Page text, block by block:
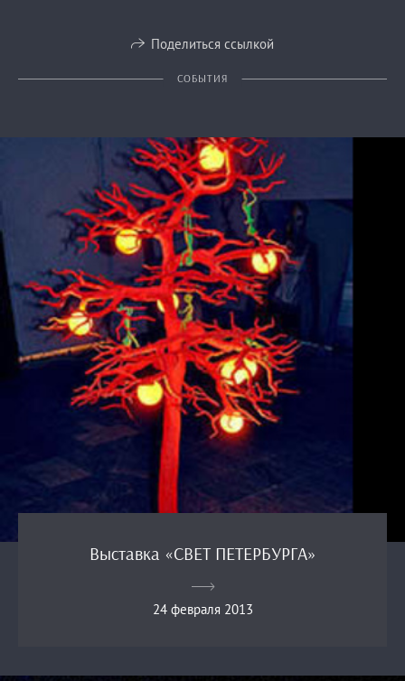
Поделиться ссылкой
СОБЫТИЯ
Выставка «СВЕТ ПЕТЕРБУРГА»
24 февраля 2013